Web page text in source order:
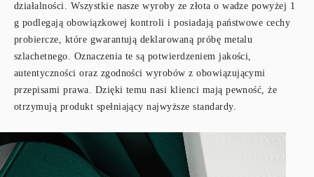
działalności. Wszystkie nasze wyroby ze złota o wadze powyżej 1
g podlegają obowiązkowej kontroli i posiadają państwowe cechy
probiercze, które gwarantują deklarowaną próbę metalu
szlachetnego. Oznaczenia te są potwierdzeniem jakości,
autentyczności oraz zgodności wyrobów z obowiązującymi
przepisami prawa. Dzięki temu nasi klienci mają pewność, że
otrzymują produkt spełniający najwyższe standardy.